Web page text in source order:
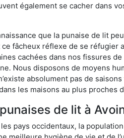
également se cacher dans
que la punaise de lit
fâcheux réflexe de se réfugier
cachées dans nos fissures
Nous disposons de moyens
absolument pas de
les maisons au plus proches
de lit à
pays occidentaux, la